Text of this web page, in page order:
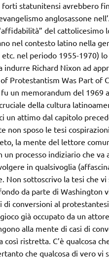
statunitensi avrebbero
anglosassone
del cattolicesimo
nel contesto latino nella
etc. nel periodo 1955-1970)
indurre Richard Nixon ad
Protestantism Was Part of
fu un memorandum del 1969
della cultura
un attimo dal capitolo
non sposo le tesi
la mente del lettore
un processo indiziario che va
in qualsivoglia
Non sottoscrivo la tesi che
da parte di Washington
di conversioni al
già occupato da un
alla mente di casi di
così ristretta. C’è qualcosa
che qualcosa di vero vi